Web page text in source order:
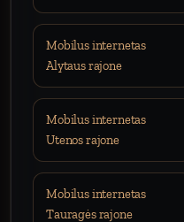
Mobilus internetas
Alytaus rajone
Mobilus internetas
Utenos rajone
Mobilus internetas
Tauragės rajone